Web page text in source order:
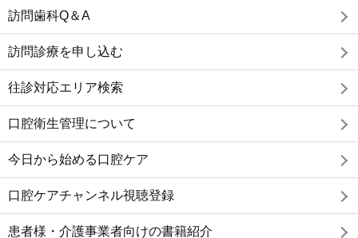
訪問歯科Q＆A
訪問診療を申し込む
往診対応エリア検索
口腔衛生管理について
今日から始める口腔ケア
口腔ケアチャンネル視聴登録
患者様・介護事業者向けの書籍紹介